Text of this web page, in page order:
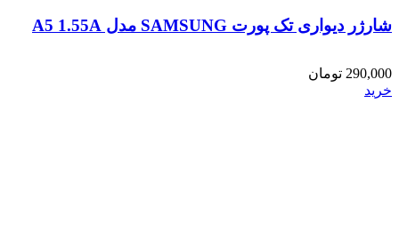
شارژر دیواری تک پورت SAMSUNG مدل A5 1.55A
290,000 تومان
خرید